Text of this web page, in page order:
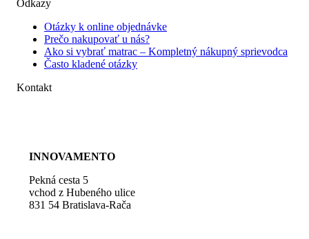
Odkazy
Otázky k online objednávke
Prečo nakupovať u nás?
Ako si vybrať matrac – Kompletný nákupný sprievodca
Často kladené otázky
Kontakt
INNOVAMENTO
Pekná cesta 5
vchod z Hubeného ulice
831 54 Bratislava-Rača